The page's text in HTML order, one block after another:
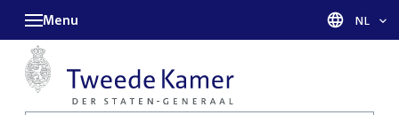
Menu Taal
NL